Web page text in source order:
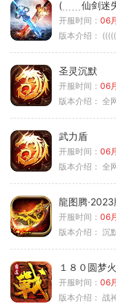
(﹍﹍仙剑迷
开服时间： 06
版本介绍：
圣灵沉默
开服时间： 06
版本介绍： 全
武力盾
开服时间： 06
版本介绍： 全
龍图腾·2023
开服时间： 06
版本介绍： 沉
１８０圆梦
开服时间： 06
版本介绍： 战